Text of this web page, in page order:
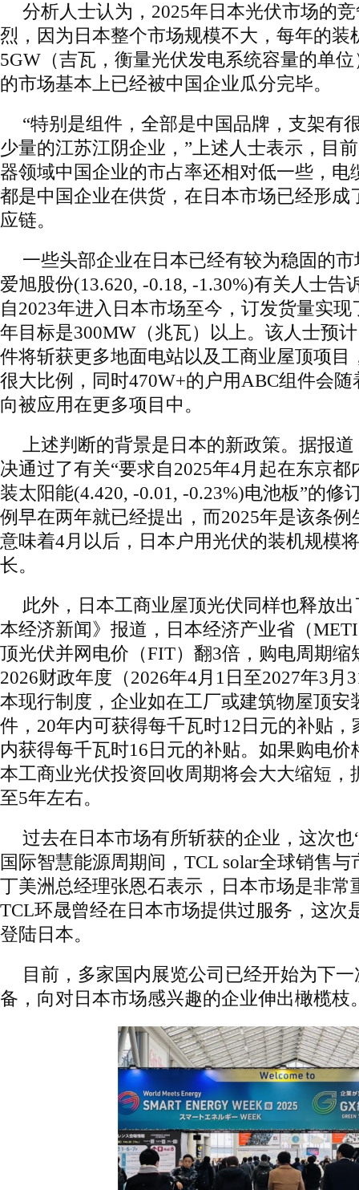
分析人士认为，2025年日本光伏市场的
烈，因为日本整个市场规模不大，每年的装
5GW（吉瓦，衡量光伏发电系统容量的单
的市场基本上已经被中国企业瓜分完毕。
“特别是组件，全部是中国品牌，支架有
少量的江苏江阴企业，”上述人士表示，目
器领域中国企业的市占率还相对低一些，电
都是中国企业在供货，在日本市场已经形成
应链。
一些头部企业在日本已经有较为稳固的
爱旭股份(13.620, -0.18, -1.30%)有关人士告
自2023年进入日本市场至今，订发货量实
年目标是300MW（兆瓦）以上。该人士预
件将斩获更多地面电站以及工商业屋顶项目
很大比例，同时470W+的户用ABC组件会
向被应用在更多项目中。
上述判断的背景是日本的新政策。据报
决通过了有关“要求自2025年4月起在东京
装太阳能(4.420, -0.01, -0.23%)电池板”的修
例早在两年就已经提出，而2025年是该条
意味着4月以后，日本户用光伏的装机规模
长。
此外，日本工商业屋顶光伏同样也释放
本经济新闻》报道，日本经济产业省（
顶光伏并网电价（FIT）翻3倍，购电周期缩
2026财政年度（2026年4月1日至2027年3月
本现行制度，企业如在工厂或建筑物屋顶安
件，20年内可获得每千瓦时12日元的补贴
内获得每千瓦时16日元的补贴。如果购电
本工商业光伏投资回收周期将会大大缩短，
至5年左右。
过去在日本市场有所斩获的企业，这次也
国际智慧能源周期间，TCL solar全球销售
丁美洲总经理张恩石表示，日本市场是非常
TCL环晟曾经在日本市场提供过服务，这次
登陆日本。
目前，多家国内展览公司已经开始为下
备，向对日本市场感兴趣的企业伸出橄榄枝